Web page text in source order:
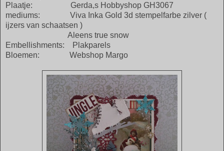
Plaatje: Gerda,s Hobbyshop GH3067
mediums: Viva Inka Gold 3d stempelfarbe zilver (
ijzers van schaatsen )
Aleens true snow
Embellishments: Plakparels
Bloemen: Webshop Margo